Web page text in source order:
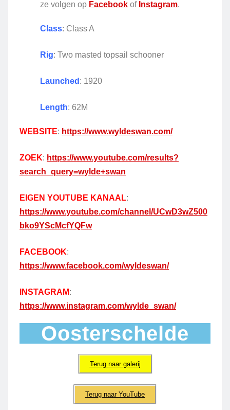
ze volgen op Facebook of Instagram.
Class: Class A
Rig: Two masted topsail schooner
Launched : 1920
Length: 62M
WEBSITE: https://www.wyldeswan.com/
ZOEK: https://www.youtube.com/results?
search_query=wylde+swan
EIGEN YOUTUBE KANAAL:
https://www.youtube.com/channel/UCwD3wZ500
bko9YScMcfYQFw
FACEBOOK:
https://www.facebook.com/wyldeswan/
INSTAGRAM:
https://www.instagram.com/wylde_swan/
Oosterschelde
Terug naar galerij
Terug naar YouTube